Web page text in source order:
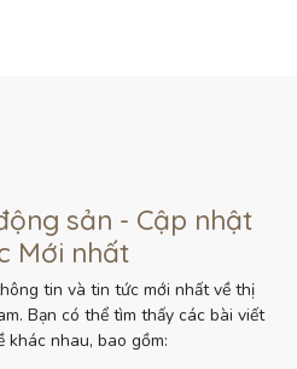
sản - Cập nhật
Mới nhất
tin và tin tức mới nhất về thị
Bạn có thể tìm thấy các bài viết
khác nhau, bao gồm: